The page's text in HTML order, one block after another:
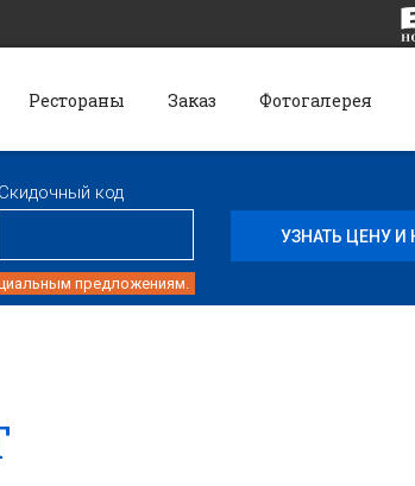
Рестораны Заказ Фотогалерея
Скидочный код
предложениям.